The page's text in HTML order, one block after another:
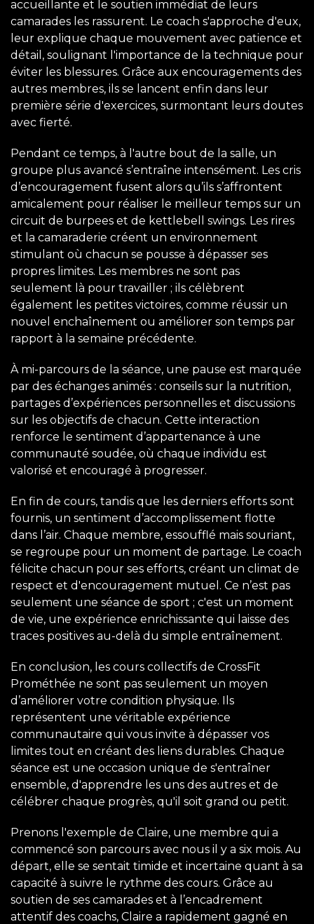
accueillante et le soutien immédiat de leurs
camarades les rassurent. Le coach s'approche d'eux,
leur explique chaque mouvement avec patience et
détail, soulignant l'importance de la technique pour
éviter les blessures. Grâce aux encouragements des
autres membres, ils se lancent enfin dans leur
première série d'exercices, surmontant leurs doutes
avec fierté.
Pendant ce temps, à l'autre bout de la salle, un
groupe plus avancé s’entraîne intensément. Les cris
d’encouragement fusent alors qu’ils s’affrontent
amicalement pour réaliser le meilleur temps sur un
circuit de burpees et de kettlebell swings. Les rires
et la camaraderie créent un environnement
stimulant où chacun se pousse à dépasser ses
propres limites. Les membres ne sont pas
seulement là pour travailler ; ils célèbrent
également les petites victoires, comme réussir un
nouvel enchaînement ou améliorer son temps par
rapport à la semaine précédente.
À mi-parcours de la séance, une pause est marquée
par des échanges animés : conseils sur la nutrition,
partages d’expériences personnelles et discussions
sur les objectifs de chacun. Cette interaction
renforce le sentiment d’appartenance à une
communauté soudée, où chaque individu est
valorisé et encouragé à progresser.
En fin de cours, tandis que les derniers efforts sont
fournis, un sentiment d’accomplissement flotte
dans l’air. Chaque membre, essoufflé mais souriant,
se regroupe pour un moment de partage. Le coach
félicite chacun pour ses efforts, créant un climat de
respect et d'encouragement mutuel. Ce n’est pas
seulement une séance de sport ; c'est un moment
de vie, une expérience enrichissante qui laisse des
traces positives au-delà du simple entraînement.
En conclusion, les cours collectifs de CrossFit
Prométhée ne sont pas seulement un moyen
d’améliorer votre condition physique. Ils
représentent une véritable expérience
communautaire qui vous invite à dépasser vos
limites tout en créant des liens durables. Chaque
séance est une occasion unique de s'entraîner
ensemble, d'apprendre les uns des autres et de
célébrer chaque progrès, qu'il soit grand ou petit.
Prenons l'exemple de Claire, une membre qui a
commencé son parcours avec nous il y a six mois. Au
départ, elle se sentait timide et incertaine quant à sa
capacité à suivre le rythme des cours. Grâce au
soutien de ses camarades et à l’encadrement
attentif des coachs, Claire a rapidement gagné en